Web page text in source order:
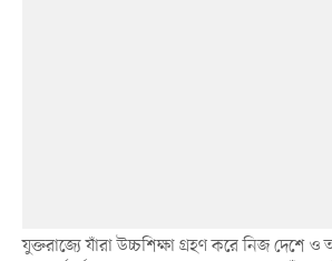
যুক্তরাজ্যে যাঁরা উচ্চশিক্ষা গ্রহণ করে নিজ দেশে ও